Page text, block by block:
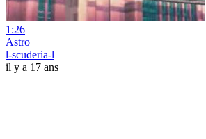
1:26
Astro
l-scuderia-l
il y a 17 ans